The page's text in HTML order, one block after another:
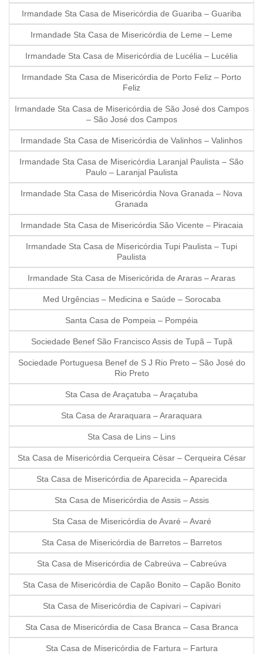
Irmandade Sta Casa de Misericórdia de Guariba – Guariba
Irmandade Sta Casa de Misericórdia de Leme – Leme
Irmandade Sta Casa de Misericórdia de Lucélia – Lucélia
Irmandade Sta Casa de Misericórdia de Porto Feliz – Porto
Feliz
Irmandade Sta Casa de Misericórdia de São José dos Campos
– São José dos Campos
Irmandade Sta Casa de Misericórdia de Valinhos – Valinhos
Irmandade Sta Casa de Misericórdia Laranjal Paulista – São
Paulo – Laranjal Paulista
Irmandade Sta Casa de Misericórdia Nova Granada – Nova
Granada
Irmandade Sta Casa de Misericórdia São Vicente – Piracaia
Irmandade Sta Casa de Misericórdia Tupi Paulista – Tupi
Paulista
Irmandade Sta Casa de Misericórida de Araras – Araras
Med Urgências – Medicina e Saúde – Sorocaba
Santa Casa de Pompeia – Pompéia
Sociedade Benef São Francisco Assis de Tupã – Tupã
Sociedade Portuguesa Benef de S J Rio Preto – São José do
Rio Preto
Sta Casa de Araçatuba – Araçatuba
Sta Casa de Araraquara – Araraquara
Sta Casa de Lins – Lins
Sta Casa de Misericórdia Cerqueira César – Cerqueira César
Sta Casa de Misericórdia de Aparecida – Aparecida
Sta Casa de Misericórdia de Assis – Assis
Sta Casa de Misericórdia de Avaré – Avaré
Sta Casa de Misericórdia de Barretos – Barretos
Sta Casa de Misericórdia de Cabreúva – Cabreúva
Sta Casa de Misericórdia de Capão Bonito – Capão Bonito
Sta Casa de Misericórdia de Capivari – Capivari
Sta Casa de Misericórdia de Casa Branca – Casa Branca
Sta Casa de Misericórdia de Fartura – Fartura